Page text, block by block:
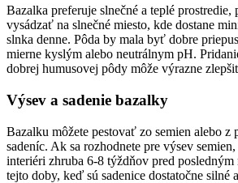
Bazalka preferuje slnečné a teplé prostredie,
vysádzať na slnečné miesto, kde dostane
slnka denne. Pôda by mala byť dobre
mierne kyslým alebo neutrálnym pH.
dobrej humusovej pôdy môže výrazne
Výsev a sadenie bazalky
Bazalku môžete pestovať zo semien alebo z
sadeníc. Ak sa rozhodnete pre výsev
interiéri zhruba 6-8 týždňov pred
tejto doby, keď sú sadenice dostatočne silné